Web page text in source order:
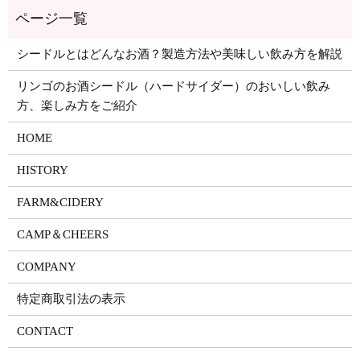
シードルとはどんなお酒？製造方法や美味しい飲み方を解説
リンゴのお酒シードル（ハードサイダー）のおいしい飲み
方、楽しみ方をご紹介
HOME
HISTORY
FARM&CIDERY
CAMP＆CHEERS
COMPANY
特定商取引法の表示
CONTACT